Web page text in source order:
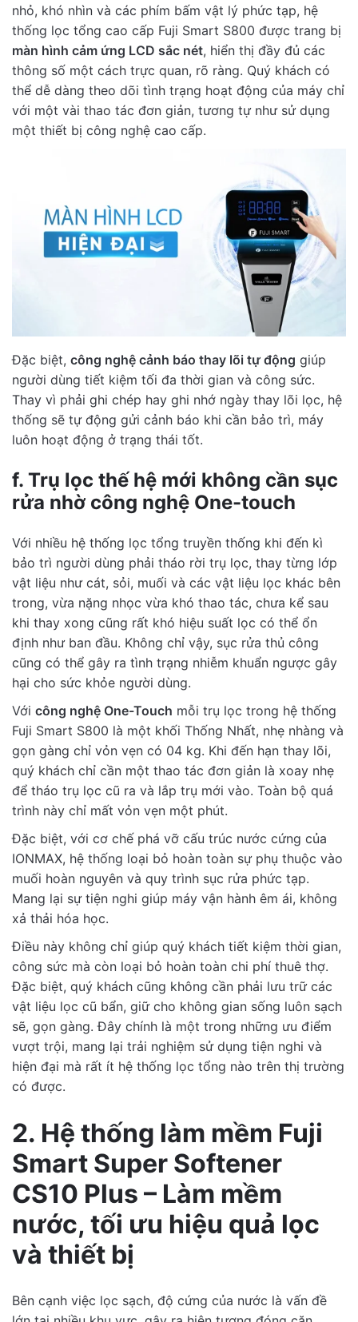
nhỏ, khó nhìn và các phím bấm vật lý phức tạp, hệ
thống lọc tổng cao cấp Fuji Smart S800 được trang bị
màn hình cảm ứng LCD sắc nét, hiển thị đầy đủ các
thông số một cách trực quan, rõ ràng. Quý khách có
thể dễ dàng theo dõi tình trạng hoạt động của máy chỉ
với một vài thao tác đơn giản, tương tự như sử dụng
một thiết bị công nghệ cao cấp.
Đặc biệt, công nghệ cảnh báo thay lõi tự động giúp
người dùng tiết kiệm tối đa thời gian và công sức.
Thay vì phải ghi chép hay ghi nhớ ngày thay lõi lọc, hệ
thống sẽ tự động gửi cảnh báo khi cần bảo trì, máy
luôn hoạt động ở trạng thái tốt.
f. Trụ lọc thế hệ mới không cần sục
rửa nhờ công nghệ One-touch
Với nhiều hệ thống lọc tổng truyền thống khi đến kì
bảo trì người dùng phải tháo rời trụ lọc, thay từng lớp
vật liệu như cát, sỏi, muối và các vật liệu lọc khác bên
trong, vừa nặng nhọc vừa khó thao tác, chưa kể sau
khi thay xong cũng rất khó hiệu suất lọc có thể ổn
định như ban đầu. Không chỉ vậy, sục rửa thủ công
cũng có thể gây ra tình trạng nhiễm khuẩn ngược gây
hại cho sức khỏe người dùng.
Với công nghệ One-Touch mỗi trụ lọc trong hệ thống
Fuji Smart S800 là một khối Thống Nhất, nhẹ nhàng và
gọn gàng chỉ vỏn vẹn có 04 kg. Khi đến hạn thay lõi,
quý khách chỉ cần một thao tác đơn giản là xoay nhẹ
để tháo trụ lọc cũ ra và lắp trụ mới vào. Toàn bộ quá
trình này chỉ mất vỏn vẹn một phút.
Đặc biệt, với cơ chế phá vỡ cấu trúc nước cứng của
IONMAX, hệ thống loại bỏ hoàn toàn sự phụ thuộc vào
muối hoàn nguyên và quy trình sục rửa phức tạp.
Mang lại sự tiện nghi giúp máy vận hành êm ái, không
xả thải hóa học.
Điều này không chỉ giúp quý khách tiết kiệm thời gian,
công sức mà còn loại bỏ hoàn toàn chi phí thuê thợ.
Đặc biệt, quý khách cũng không cần phải lưu trữ các
vật liệu lọc cũ bẩn, giữ cho không gian sống luôn sạch
sẽ, gọn gàng. Đây chính là một trong những ưu điểm
vượt trội, mang lại trải nghiệm sử dụng tiện nghi và
hiện đại mà rất ít hệ thống lọc tổng nào trên thị trường
có được.
2. Hệ thống làm mềm Fuji
Smart Super Softener
CS10 Plus – Làm mềm
nước, tối ưu hiệu quả lọc
và thiết bị
Bên cạnh việc lọc sạch, độ cứng của nước là vấn đề